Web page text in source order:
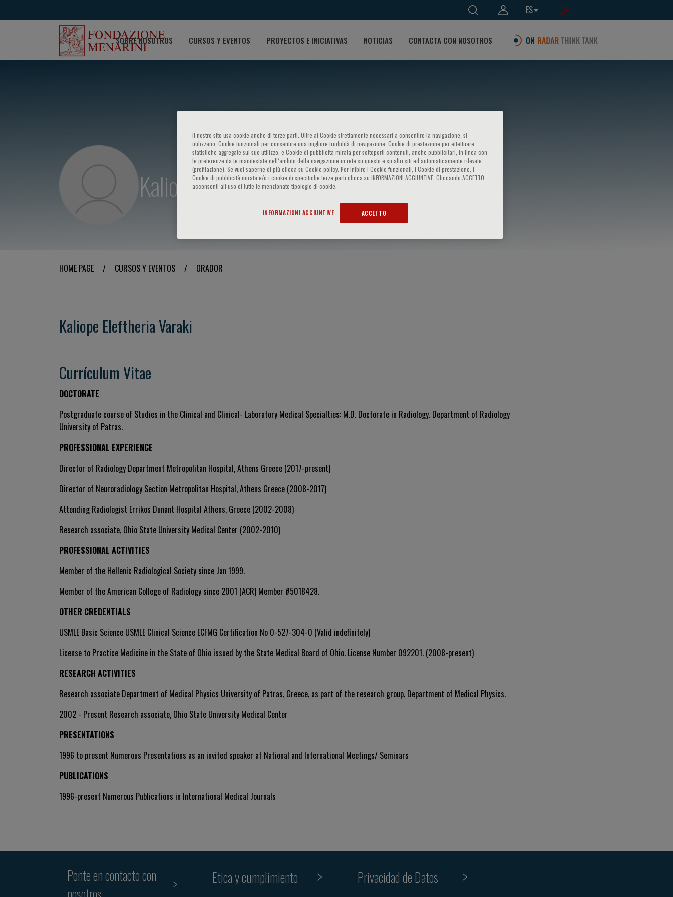
ES
SOBRE NOSOTROS CURSOS Y EVENTOS PROYECTOS E INICIATIVAS NOTICIAS CONTACTA CON NOSOTROS
Kaliope Eleftheria Varaki
HOME PAGE / CURSOS Y EVENTOS / ORADOR
Kaliope Eleftheria Varaki
Currículum Vitae
DOCTORATE
Postgraduate course of Studies in the Clinical and Clinical- Laboratory Medical Specialties: M.D. Doctorate in Radiology. Department of Radiology
University of Patras.
PROFESSIONAL EXPERIENCE
Director of Radiology Department Metropolitan Hospital, Athens Greece (2017-present)
Director of Neuroradiology Section Metropolitan Hospital, Athens Greece (2008-2017)
Attending Radiologist Errikos Dunant Hospital Athens, Greece (2002-2008)
Research associate, Ohio State University Medical Center (2002-2010)
PROFESSIONAL ACTIVITIES
Member of the Hellenic Radiological Society since Jan 1999.
Member of the American College of Radiology since 2001 (ACR) Member #5018428.
OTHER CREDENTIALS
USMLE Basic Science USMLE Clinical Science ECFMG Certification No 0-527-304-0 (Valid indefinitely)
License to Practice Medicine in the State of Ohio issued by the State Medical Board of Ohio. License Number 092201. (2008-present)
RESEARCH ACTIVITIES
Research associate Department of Medical Physics University of Patras, Greece, as part of the research group, Department of Medical Physics.
2002 - Present Research associate, Ohio State University Medical Center
PRESENTATIONS
1996 to present Numerous Presentations as an invited speaker at National and International Meetings/ Seminars
PUBLICATIONS
1996-present Numerous Publications in International Medical Journals
Ponte en contacto con
Etica y cumplimiento
Privacidad de Datos
Il nostro sito usa cookie anche di terze parti. Oltre ai Cookie strettamente necessari a consentire la navigazione, si
utilizzano, Cookie funzionali per consentire una migliore fruibilità di navigazione, Cookie di prestazione per effettuare
statistiche aggregate sul suo utilizzo, e Cookie di pubblicità mirata per sottoporti contenuti, anche pubblicitari, in linea con
le preferenze da te manifestate nell‘ambito della navigazione in rete su questo e su altri siti ed automaticamente rilevate
(profilazione). Se vuoi saperne di più clicca su Cookie policy. Per inibire i Cookie funzionali, i Cookie di prestazione, i
Cookie di pubblicità mirata e/o i cookie di specifiche terze parti clicca su INFORMAZIONI AGGIUNTIVE. Cliccando ACCETTO
acconsenti all’uso di tutte le menzionate tipologie di cookie.
INFORMAZIONI AGGIUNTIVE ACCETTO